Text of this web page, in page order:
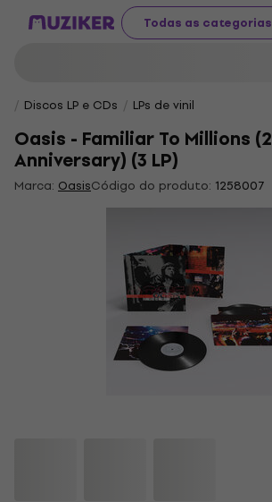
Todas as categorias
Discos LP e CDs LPs de vinil
Oasis - Familiar To Millions
Anniversary) (3 LP)
Marca: OasisCódigo do produto: 1258007